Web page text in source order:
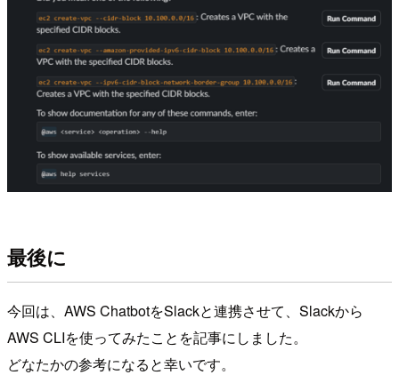
最後に
今回は、AWS ChatbotをSlackと連携させて、Slackから
AWS CLIを使ってみたことを記事にしました。
どなたかの参考になると幸いです。